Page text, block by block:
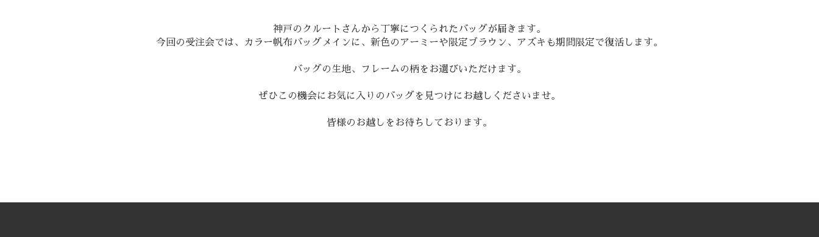
神戸のクルートさんから丁寧につくられたバッグが届きます。
今回の受注会では、カラー帆布バッグメインに、新色のアーミーや限定ブラウン、アズキも期間限定で復活します。
バッグの生地、フレームの柄をお選びいただけます。
ぜひこの機会にお気に入りのバッグを見つけにお越しくださいませ。
皆様のお越しをお待ちしております。